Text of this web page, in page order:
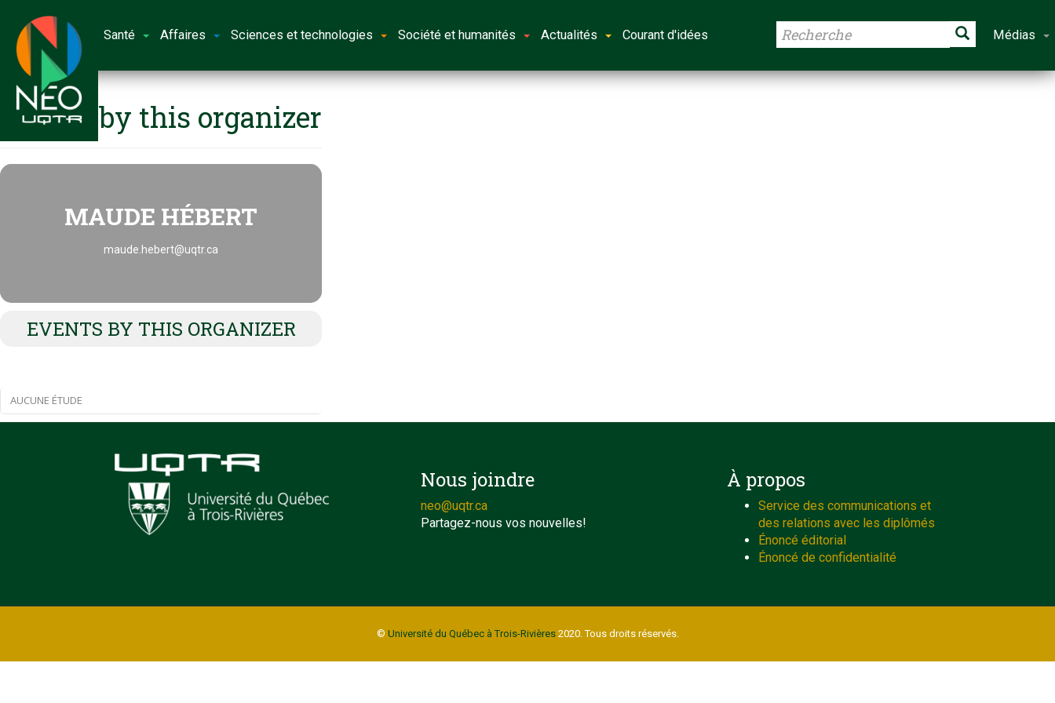
Santé Affaires Sciences et technologies Société et humanités Actualités Courant d'idées Médias
Events by this organizer
MAUDE HÉBERT
maude.hebert@uqtr.ca
EVENTS BY THIS ORGANIZER
AUCUNE ÉTUDE
Nous joindre
neo@uqtr.ca
Partagez-nous vos nouvelles!
À propos
Service des communications et
des relations avec les diplômés
Énoncé éditorial
Énoncé de confidentialité
© Université du Québec à Trois-Rivières2020. Tous droits réservés.